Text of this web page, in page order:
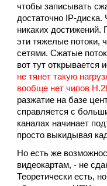
чтобы записывать
достаточно IP-диска.
никаких достижений.
эти тяжелые потоки,
сетями. Сжатые
вот тут открывается
не тянет такую
вообще нет чипов
разжатие на базе
справляется с
каналах начинает
просто выкидывая
Но есть же
видеокартам, - не
Теоретически есть,